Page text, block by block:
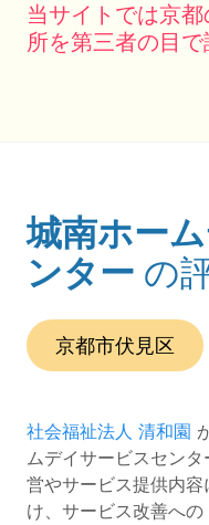
当サイトでは京
所を第三者の目
(ページのタイトル)
城南ホー
ンター の
この事業所の所在エリ
京都市伏見区
社会福祉法人 清和園
ムデイサービスセン
営やサービス提供内
け、サービス改善へ